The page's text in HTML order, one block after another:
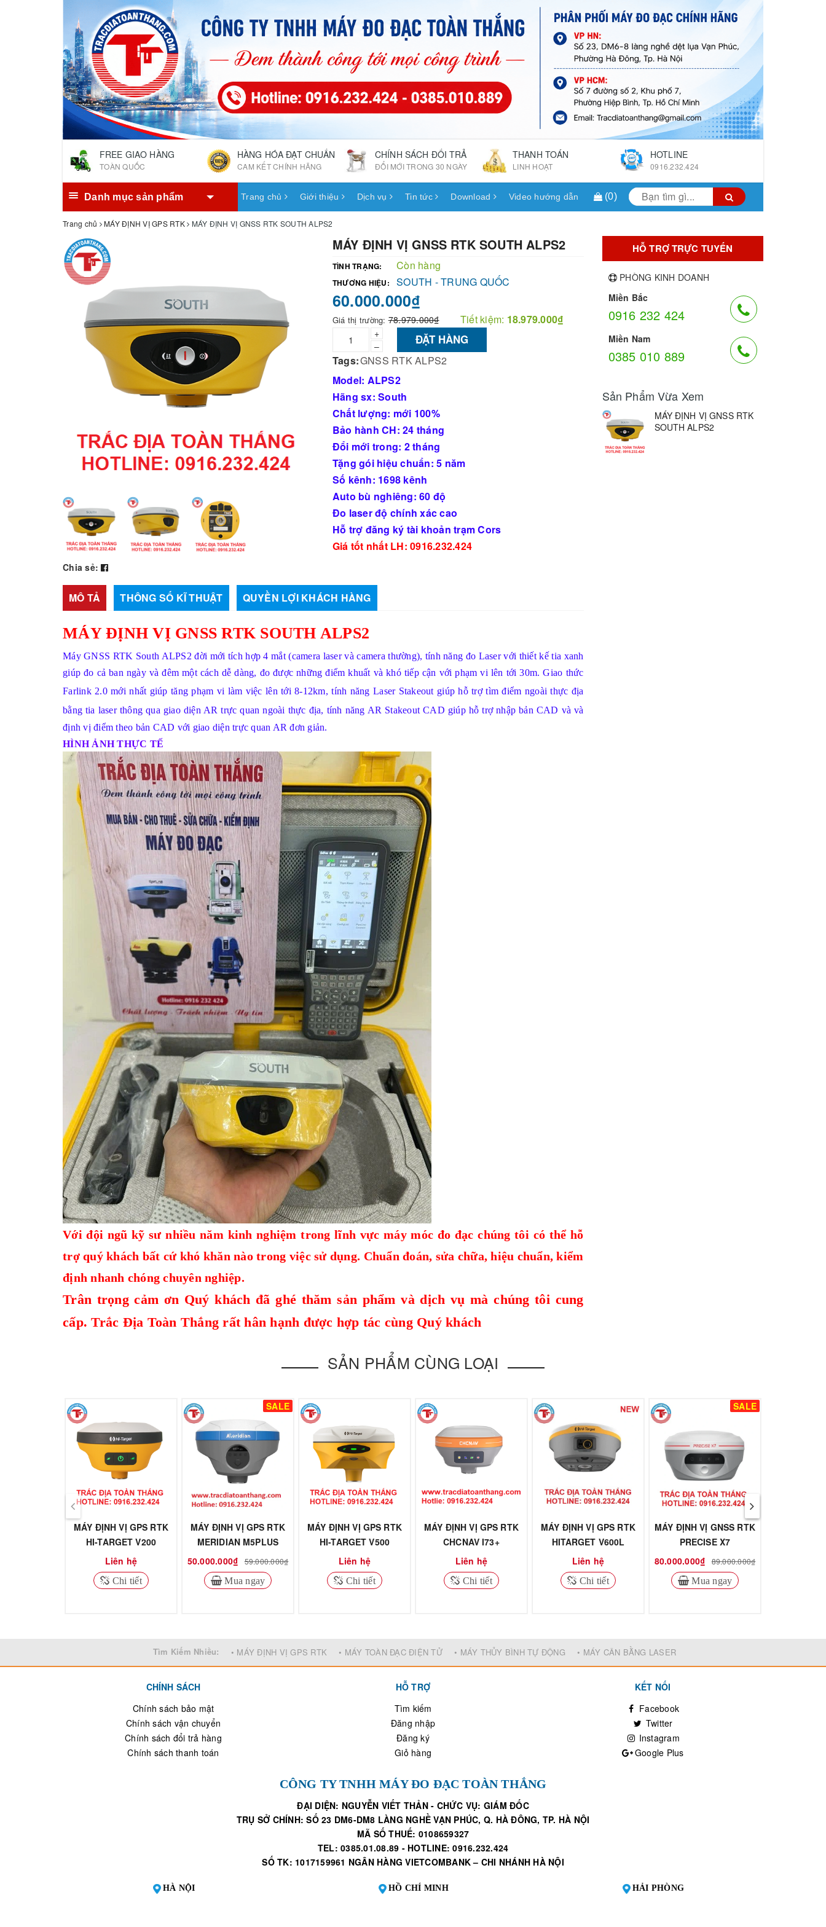
FREE GIAO HÀNG
TOÀN QUỐC
HÀNG HÓA ĐẠT CHUẨN
CAM KẾT CHÍNH HÃNG
CHÍNH SÁCH ĐỔI TRẢ
ĐỔI MỚI TRONG 30 NGÀY
THANH TOÁN
LINH HOẠT
HOTLINE
0916.232.424
Danh mục sản phẩm Trang chủ Giới thiệu Dịch vụ Tin tức Download Video hướng dẫn (0)
Trang chủ MÁY ĐỊNH VỊ GPS RTK MÁY ĐỊNH VỊ GNSS RTK SOUTH ALPS2
Chia sẻ:
MÁY ĐỊNH VỊ GNSS RTK SOUTH ALPS2
TÌNH TRẠNG: Còn hàng
THƯƠNG HIỆU: SOUTH - TRUNG QUỐC
60.000.000₫
Giá thị trường:78.979.000₫ Tiết kiệm: 18.979.000₫
+
–
ĐẶT HÀNG
Tags:GNSS RTK ALPS2
Model: ALPS2
Hãng sx: South
Chất lượng: mới 100%
Bảo hành CH: 24 tháng
Đổi mới trong: 2 tháng
Tặng gói hiệu chuẩn: 5 năm
Số kênh: 1698 kênh
Auto bù nghiêng: 60 độ
Đo laser độ chính xác cao
Hỗ trợ đăng ký tài khoản trạm Cors
Giá tốt nhất LH: 0916.232.424
MÔ TẢ THÔNG SỐ KĨ THUẬT QUYỀN LỢI KHÁCH HÀNG
MÁY ĐỊNH VỊ GNSS RTK SOUTH ALPS2
Máy GNSS RTK South ALPS2 đời mới tích hợp 4 mắt (camera laser và camera thường), tính năng đo Laser với thiết kế tia xanh
giúp đo cả ban ngày và đêm một cách dễ dàng, đo được những điểm khuất và khó tiếp cận với phạm vi lên tới 30m. Giao thức
Farlink 2.0 mới nhất giúp tăng phạm vi làm việc lên tới 8-12km, tính năng Laser Stakeout giúp hỗ trợ tìm điểm ngoài thực địa
bằng tia laser thông qua giao diện AR trực quan ngoài thực địa, tính năng AR Stakeout CAD giúp hỗ trợ nhập bản CAD và và
định vị điểm theo bản CAD với giao diện trực quan AR đơn giản.
HÌNH ẢNH THỰC TẾ
Với đội ngũ kỹ sư nhiều năm kinh nghiệm trong lĩnh vực máy móc đo đạc chúng tôi có thể hỗ
trợ quý khách bất cứ khó khăn nào trong việc sử dụng. Chuẩn đoán, sửa chữa, hiệu chuẩn, kiểm
định nhanh chóng chuyên nghiệp.
Trân trọng cảm ơn Quý khách đã ghé thăm sản phẩm và dịch vụ mà chúng tôi cung
cấp.Trắc Địa Toàn Thắng rất hân hạnh được hợp tác cùng Quý khách
HỖ TRỢ TRỰC TUYẾN
PHÒNG KINH DOANH
Miền Bắc
0916 232 424
Miền Nam
0385 010 889
Sản Phẩm Vừa Xem
MÁY ĐỊNH VỊ GNSS RTK
SOUTH ALPS2
SẢN PHẨM CÙNG LOẠI
MÁY ĐỊNH VỊ GPS RTK
HI-TARGET V200
Liên hệ
Chi tiết
SALE
MÁY ĐỊNH VỊ GPS RTK
MERIDIAN M5PLUS
50.000.000₫
59.000.000₫
Mua ngay
MÁY ĐỊNH VỊ GPS RTK
HI-TARGET V500
Liên hệ
Chi tiết
MÁY ĐỊNH VỊ GPS RTK
CHCNAV I73+
Liên hệ
Chi tiết
MÁY ĐỊNH VỊ GPS RTK
HITARGET V600L
Liên hệ
Chi tiết
SALE
MÁY ĐỊNH VỊ GNSS RTK
PRECISE X7
80.000.000₫
89.000.000₫
Mua ngay
Tìm Kiếm Nhiều: • MÁY ĐỊNH VỊ GPS RTK • MÁY TOÀN ĐẠC ĐIỆN TỬ • MÁY THỦY BÌNH TỰ ĐỘNG • MÁY CÂN BẰNG LASER
CHÍNH SÁCH
Chính sách bảo mật
Chính sách vận chuyển
Chính sách đổi trả hàng
Chính sách thanh toán
HỖ TRỢ
Tìm kiếm
Đăng nhập
Đăng ký
Giỏ hàng
KẾT NỐI
Facebook
Twitter
Instagram
Google Plus
CÔNG TY TNHH MÁY ĐO ĐẠC TOÀN THẮNG
ĐẠI DIỆN: NGUYỄN VIẾT THẢN - CHỨC VỤ: GIÁM ĐỐC
TRỤ SỞ CHÍNH: SỐ 23 DM6-DM8 LÀNG NGHỀ VẠN PHÚC, Q. HÀ ĐÔNG, TP. HÀ NỘI
MÃ SỐ THUẾ: 0108659327
TEL: 0385.01.08.89 - HOTLINE: 0916.232.424
SỐ TK: 1017159961 NGÂN HÀNG VIETCOMBANK – CHI NHÁNH HÀ NỘI
HÀ NỘI HỒ CHÍ MINH HẢI PHÒNG